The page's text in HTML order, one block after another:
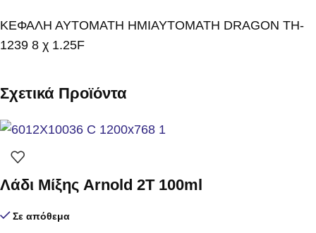
ΚΕΦΑΛΗ ΑΥΤΟΜΑΤΗ ΗΜΙΑΥΤΟΜΑΤΗ DRAGON TH-
1239 8 χ 1.25F
Σχετικά Προϊόντα
Λάδι Μίξης Arnold 2T 100ml
Σε απόθεμα